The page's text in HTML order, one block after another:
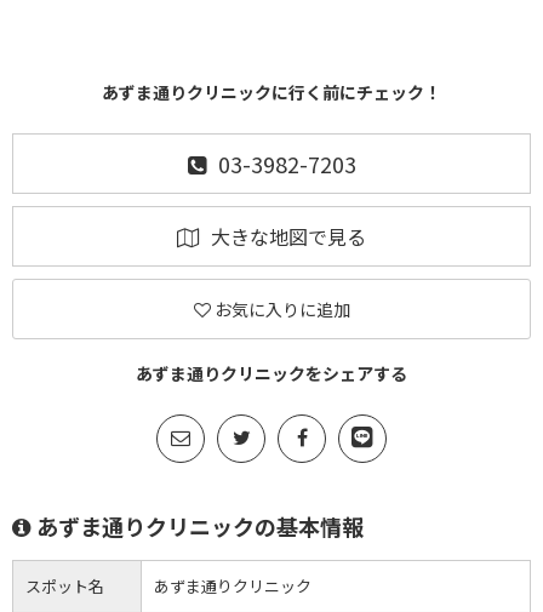
あずま通りクリニックに行く前にチェック！
03-3982-7203
大きな地図で見る
お気に入りに追加
あずま通りクリニックをシェアする
あずま通りクリニックの基本情報
スポット名 あずま通りクリニック